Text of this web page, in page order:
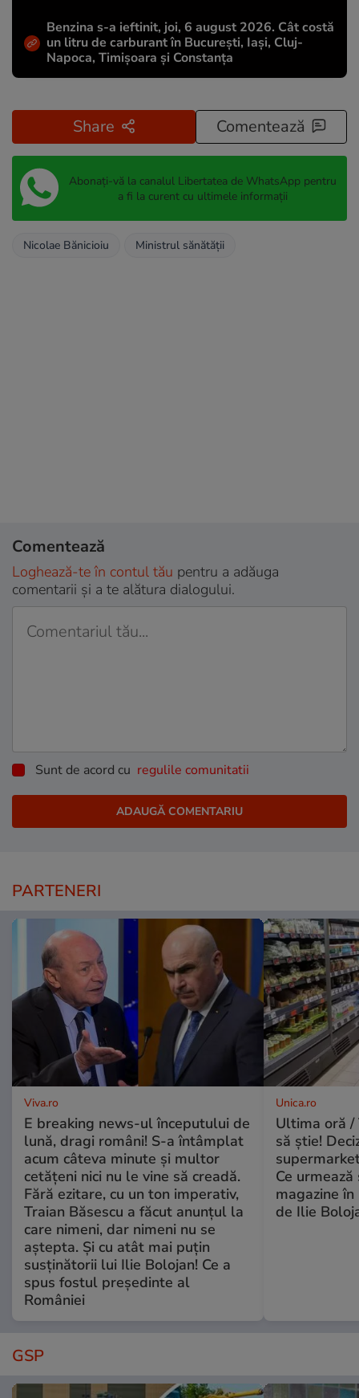
Benzina s-a ieftinit, joi, 6 august 2026. Cât costă
un litru de carburant în București, Iași, Cluj-
Napoca, Timișoara și Constanța
Share Comentează
Abonați-vă la canalul Libertatea de WhatsApp pentru
a fi la curent cu ultimele informații
Nicolae Bănicioiu Ministrul sănătăţii
Comentează
Loghează-te în contul tău pentru a adăuga
comentarii și a te alătura dialogului.
Sunt de acord cu regulile comunitatii
PARTENERI
Viva.ro
E breaking news-ul începutului de
lună, dragi români! S-a întâmplat
acum câteva minute și multor
cetățeni nici nu le vine să creadă.
Fără ezitare, cu un ton imperativ,
Traian Băsescu a făcut anunțul la
care nimeni, dar nimeni nu se
aștepta. Și cu atât mai puțin
susținătorii lui Ilie Bolojan! Ce a
spus fostul președinte al
României
Unica.ro
Ultima oră /
să știe!
Ce
magazine
de Ilie
GSP